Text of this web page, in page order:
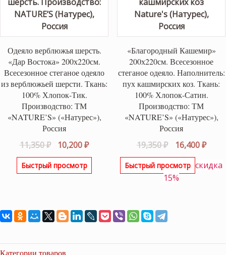
Одеяло верблюжья шерсть.
«Дар Востока» 200х220см.
Всесезонное стеганое одеяло
из верблюжьей шерсти. Ткань:
100% Хлопок-Тик.
Производство: ТМ
«NATURE’S» («Натурес»),
Россия
11,350₽
Первоначальная
цена
составляла
10,200₽Текущая
цена:
Быстрый просмотр
«Благородный Кашемир»
200х220см. Всесезонное
стеганое одеяло. Наполнитель:
пух кашмирских коз. Ткань:
100% Хлопок-Сатин.
Производство: ТМ
«NATURE’S» («Натурес»),
Россия
19,350₽
цена
составляла
19,350 ₽.
16,400₽
Быстрый просмотр скидка
15%
Категории товаров